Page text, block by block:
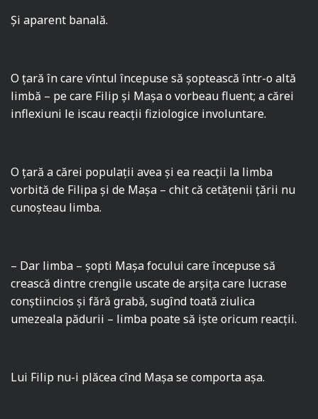
Şi aparent banală.
O ţară în care vîntul începuse să şoptească într-o altă
limbă – pe care Filip şi Maşa o vorbeau fluent; a cărei
inflexiuni le iscau reacţii fiziologice involuntare.
O ţară a cărei populaţii avea şi ea reacţii la limba
vorbită de Filipa şi de Maşa – chit că cetăţenii ţării nu
cunoşteau limba.
– Dar limba – şopti Maşa focului care începuse să
crească dintre crengile uscate de arșița care lucrase
conștiincios şi fără grabă, sugînd toată ziulica
umezeala pădurii – limba poate să iște oricum reacţii.
Lui Filip nu-i plăcea cînd Maşa se comporta aşa.